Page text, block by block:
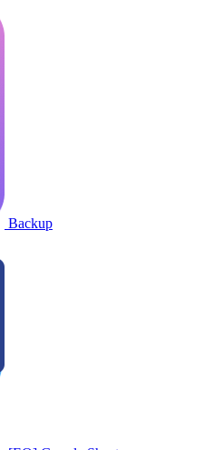
Backup